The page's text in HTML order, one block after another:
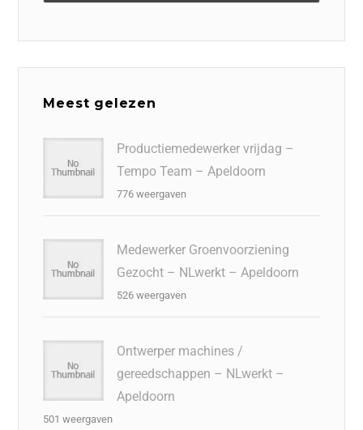
Meest gelezen
Productiemedewerker vrijdag –
Tempo Team – Apeldoorn
776 weergaven
Medewerker Groenvoorziening
Gezocht – NLwerkt – Apeldoorn
526 weergaven
Ontwerper machines /
gereedschappen – NLwerkt –
Apeldoorn
501 weergaven